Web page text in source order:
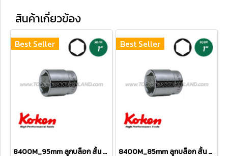
สินค้าเกี่ยวข้อง
Best Seller
8400M_95mm ลูกบล็อก สั้น 6P (SQ.DR 1") Hand Sockets
Best Seller
8400M_85mm ลูกบล็อก สั้น 6P (SQ.DR 1") Hand Sockets